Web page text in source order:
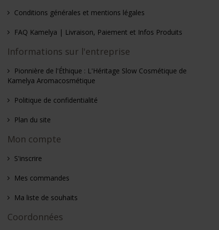
Conditions générales et mentions légales
FAQ Kamelya | Livraison, Paiement et Infos Produits
Informations sur l'entreprise
Pionnière de l'Éthique : L'Héritage Slow Cosmétique de
Kamelya Aromacosmétique
Politique de confidentialité
Plan du site
Mon compte
S'inscrire
Mes commandes
Ma liste de souhaits
Coordonnées